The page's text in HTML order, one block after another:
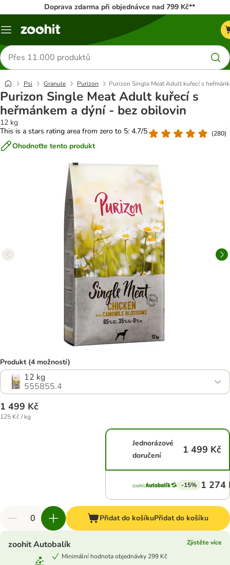
Doprava zdarma při objednávce nad 799 Kč**
Menu
Hledat
produkty
Psi Granule Purizon Purizon Single Meat Adult kuřecí s
Purizon Single Meat Adult kuřecí s
heřmánkem a dýní - bez obilovin
12 kg
This is a stars rating area from zero to 5: 4.7/5
(280)
Ohodnoťte tento produkt
Produkt (4 možností)
12 kg
555855.4
1 499 Kč
125 Kč / kg
Jednorázové
doručení
1 499 Kč
-15% 1 274
Přidat do košíkuPřidat do košíku
zoohit Autobalík
Zjistěte více
Minimální hodnota objednávky 299 Kč